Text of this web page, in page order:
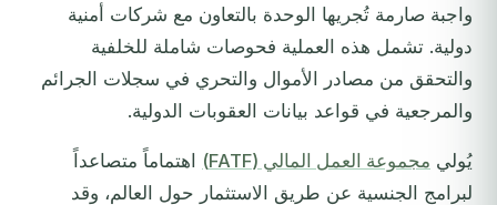
واجبة صارمة تُجريها الوحدة بالتعاون مع شركات أمنية
دولية. تشمل هذه العملية فحوصات شاملة للخلفية
والتحقق من مصادر الأموال والتحري في سجلات الجرائم
والمرجعية في قواعد بيانات العقوبات الدولية.
يُولي مجموعة العمل المالي (FATF)
اهتماماً متصاعداً
لبرامج الجنسية عن طريق الاستثمار حول العالم، وقد